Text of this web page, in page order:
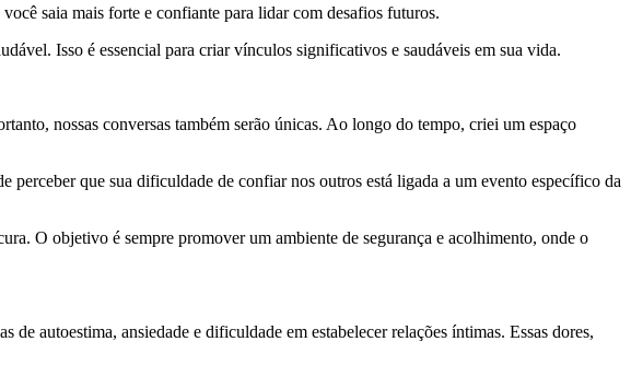
saia mais forte e confiante para lidar com desafios futuros.
Isso é essencial para criar vínculos significativos e saudáveis em sua vida.
nossas conversas também serão únicas. Ao longo do tempo, criei um espaço
que sua dificuldade de confiar nos outros está ligada a um evento específico da
O objetivo é sempre promover um ambiente de segurança e acolhimento, onde o
autoestima, ansiedade e dificuldade em estabelecer relações íntimas. Essas dores,